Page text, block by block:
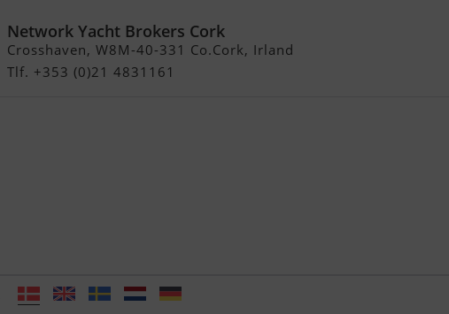
Network Yacht Brokers Cork
Crosshaven, W8M-40-331 Co.Cork, Irland
Tlf. +353 (0)21 4831161